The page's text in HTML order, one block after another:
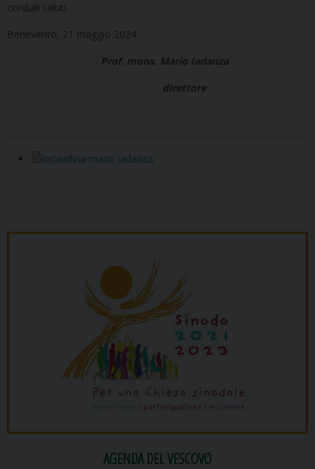
cordiali saluti.
Benevento, 21 maggio 2024
Prof. mons. Mario Iadanza
direttore
locandina mario iadanza
AGENDA DEL VESCOVO